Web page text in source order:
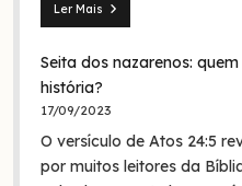
Ler Mais
Mateus
O
batismo
de
era
em
Seita dos nazarenos:
história?
17/09/2023
O versículo de Atos 24:5
por muitos leitores da